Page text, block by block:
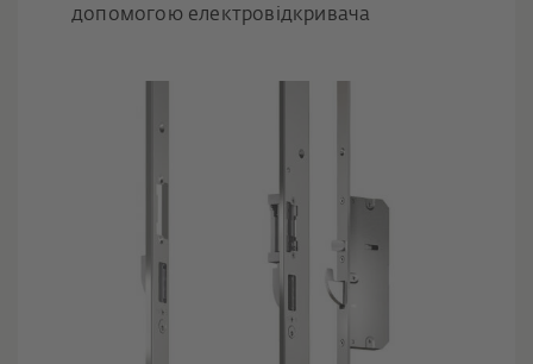
допомогою електровідкривача